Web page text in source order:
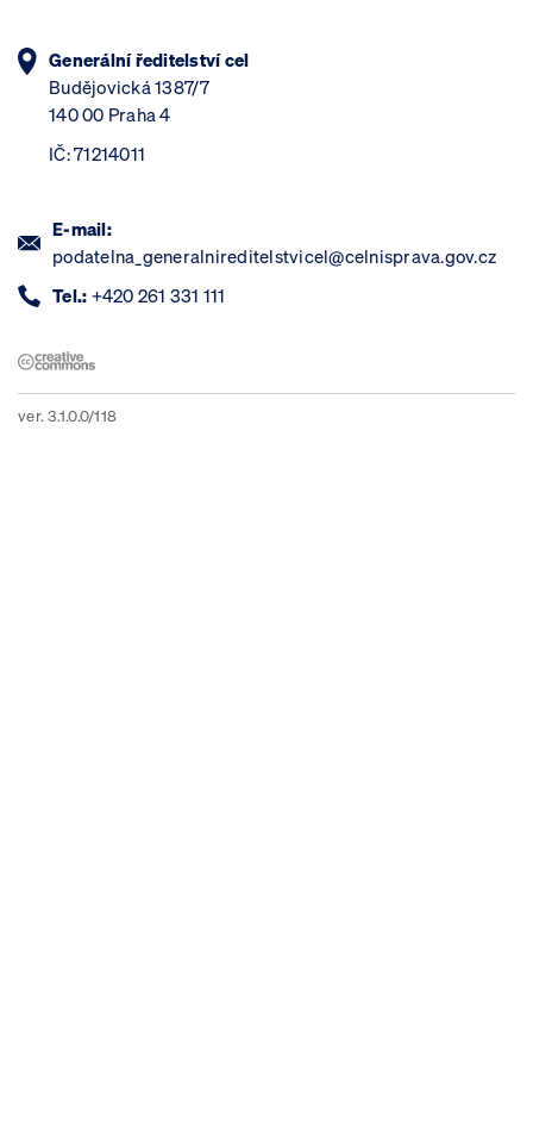
Generální ředitelství cel
Budějovická 1387/7
140 00 Praha 4
IČ: 71214011
E-mail:
podatelna_generalnireditelstvicel@celnisprava.gov.cz
Tel.: +420 261 331 111
ver. 3.1.0.0/118